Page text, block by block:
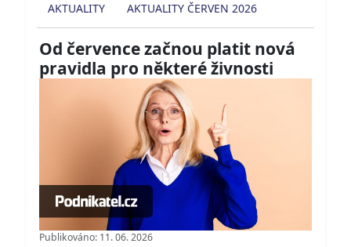
AKTUALITY AKTUALITY ČERVEN 2026
Od července začnou platit nová
pravidla pro některé živnosti
Publikováno: 11. 06. 2026